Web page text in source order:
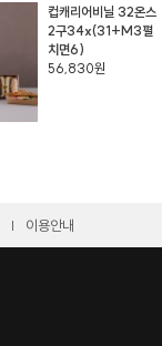
컵캐리어비닐 32온스
2구34x(31+M3펼
치면6)
56,830원
이용안내